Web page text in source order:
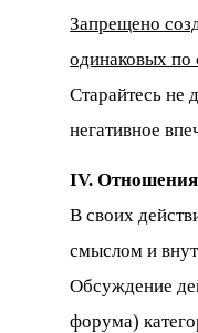
Запрещено
одинаковых
Старайтесь не
негативное
IV.
В своих
смыслом и
Обсуждение
форума)